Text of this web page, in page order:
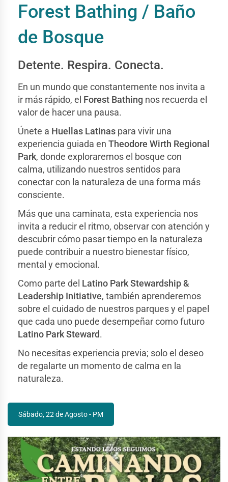
Forest Bathing / Baño
de Bosque
Detente. Respira. Conecta.
En un mundo que constantemente nos invita a
ir más rápido, el Forest Bathing nos recuerda el
valor de hacer una pausa.
Únete a Huellas Latinas para vivir una
experiencia guiada en Theodore Wirth Regional
Park, donde exploraremos el bosque con
calma, utilizando nuestros sentidos para
conectar con la naturaleza de una forma más
consciente.
Más que una caminata, esta experiencia nos
invita a reducir el ritmo, observar con atención y
descubrir cómo pasar tiempo en la naturaleza
puede contribuir a nuestro bienestar físico,
mental y emocional.
Como parte del Latino Park Stewardship &
Leadership Initiative, también aprenderemos
sobre el cuidado de nuestros parques y el papel
que cada uno puede desempeñar como futuro
Latino Park Steward.
No necesitas experiencia previa; solo el deseo
de regalarte un momento de calma en la
naturaleza.
Sábado, 22 de Agosto - PM